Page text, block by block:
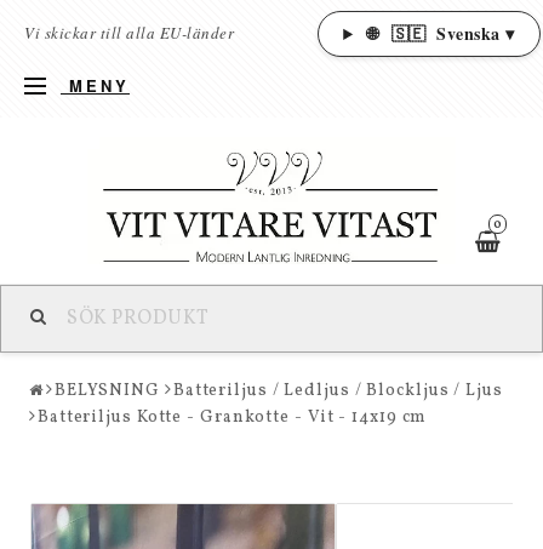
Vi skickar till alla EU-länder 🌐 🇸🇪 Svenska ▾
MENY
0
BELYSNING
Batteriljus / Ledljus / Blockljus / Ljus
Batteriljus Kotte - Grankotte - Vit - 14x19 cm